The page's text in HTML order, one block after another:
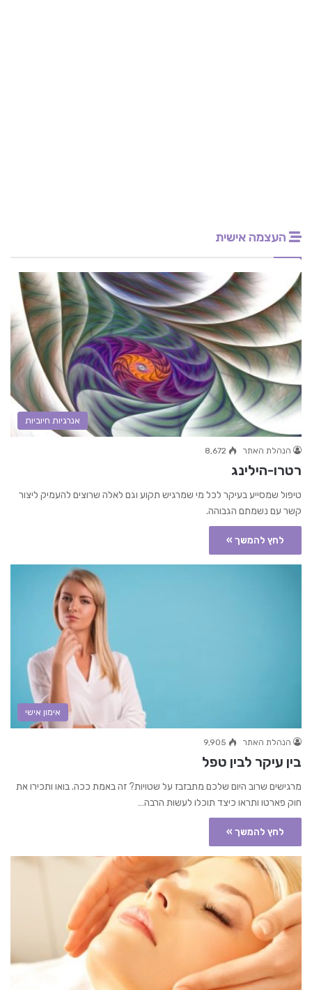
העצמה אישית
אנרגיות חיוביות
הנהלת האתר 8,672
רטרו-הילינג
טיפול שמסייע בעיקר לכל מי שמרגיש תקוע וגם לאלה שרוצים להעמיק ליצור
קשר עם נשמתם הגבוהה.
לחץ להמשך »
אימון אישי
הנהלת האתר 9,905
בין עיקר לבין טפל
מרגישים שרוב היום שלכם מתבזבז על שטויות? זה באמת ככה. בואו ותכירו את
חוק פארטו ותראו כיצד תוכלו לעשות הרבה…
לחץ להמשך »